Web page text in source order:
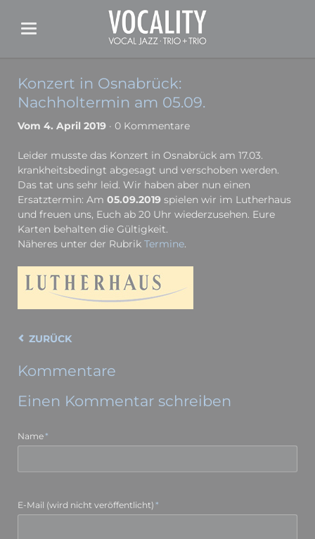
Konzert in Osnabrück:
Nachholtermin am 05.09.
Vom 4. April 2019· 0 Kommentare
Leider musste das Konzert in Osnabrück am 17.03.
krankheitsbedingt abgesagt und verschoben werden.
Das tat uns sehr leid. Wir haben aber nun einen
Ersatztermin: Am 05.09.2019spielen wir im Lutherhaus
und freuen uns, Euch ab 20 Uhr wiederzusehen. Eure
Karten behalten die Gültigkeit.
Näheres unter der Rubrik Termine.
ZURÜCK
Kommentare
Einen Kommentar schreiben
Pflichtfeld
Name*
Pflichtfeld
E-Mail (wird nicht veröffentlicht) *